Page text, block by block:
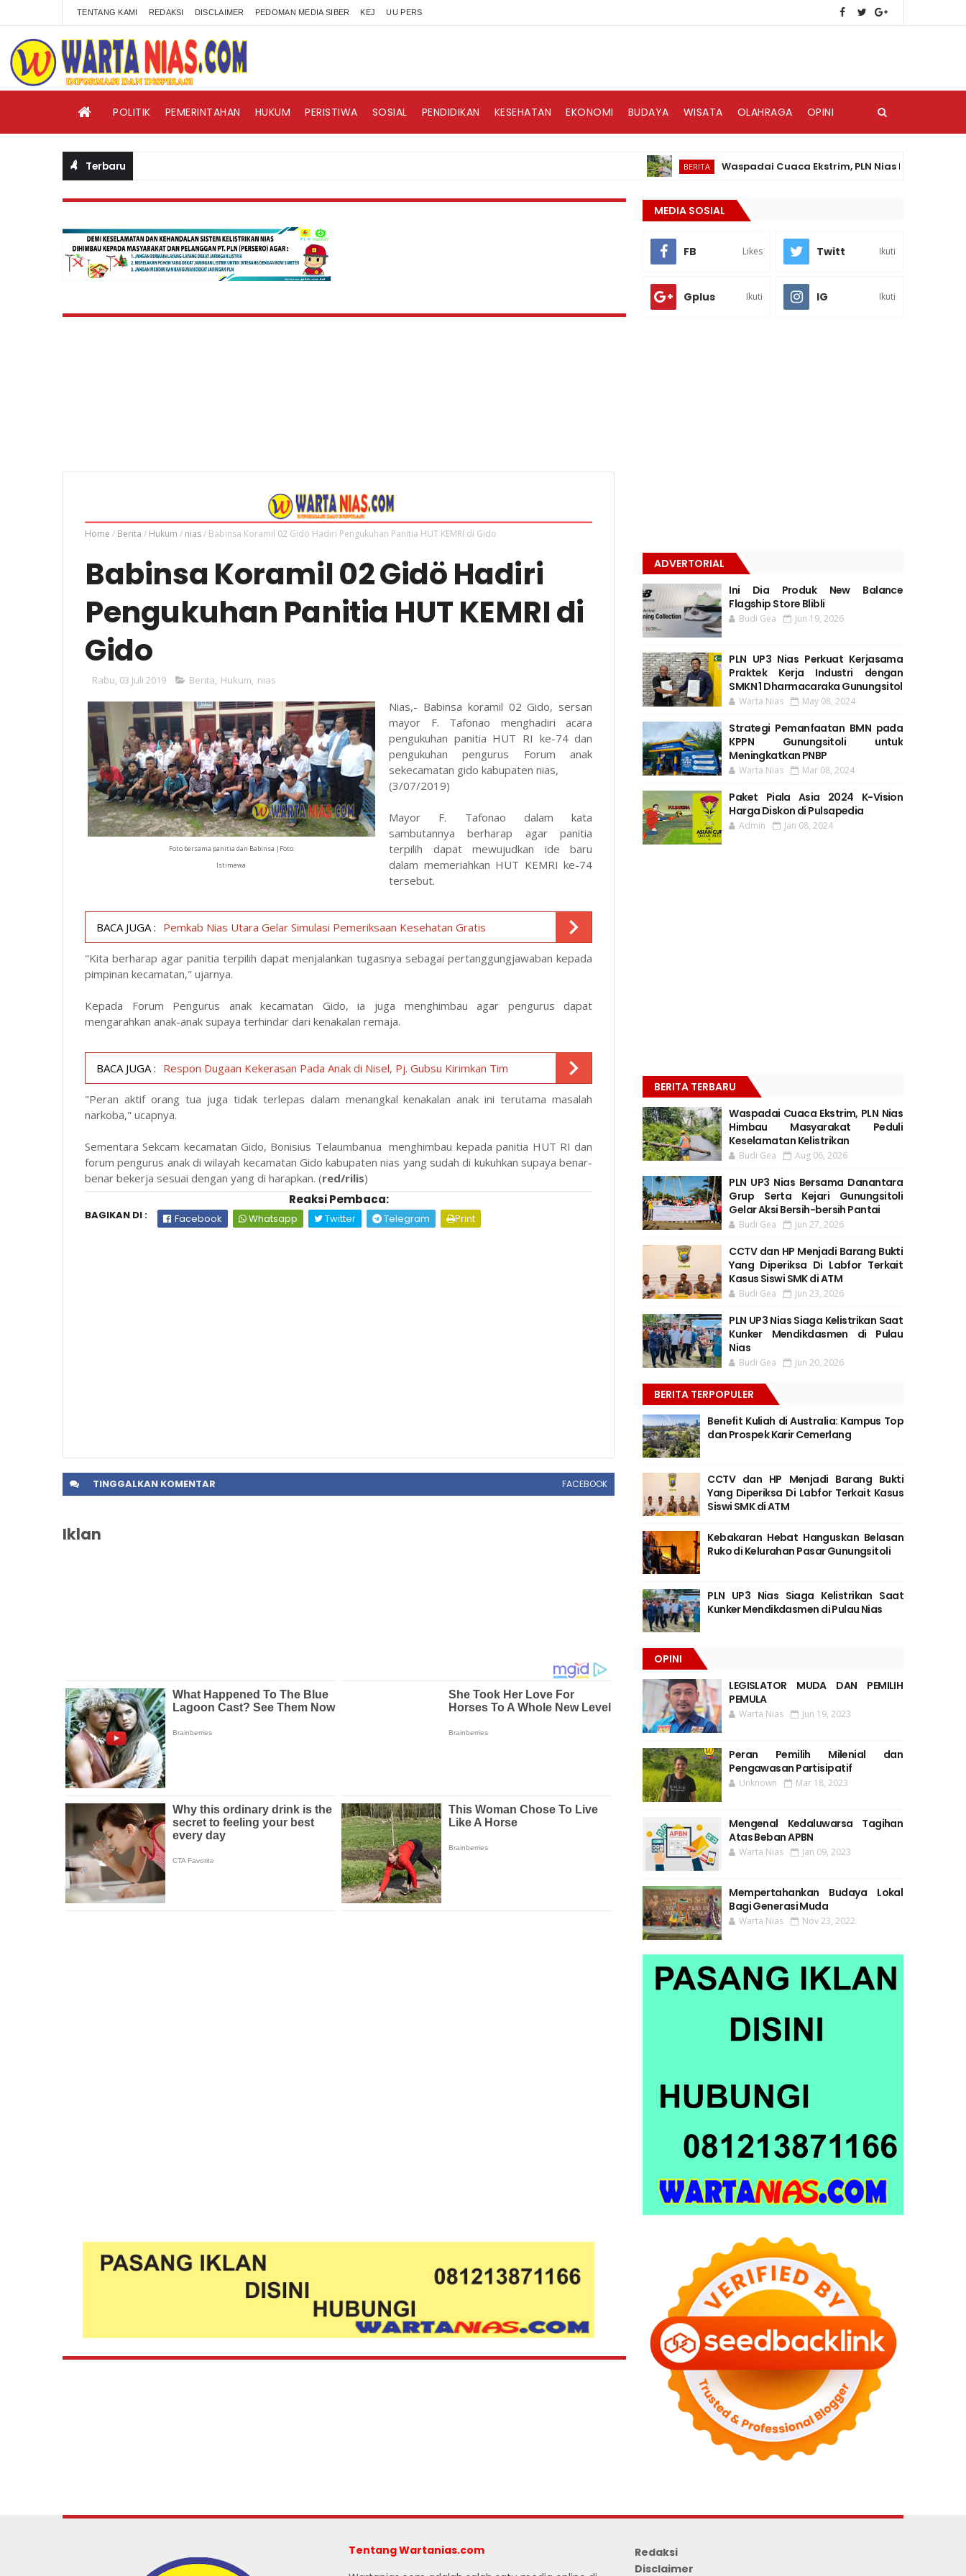
TENTANG KAMI REDAKSI DISCLAIMER PEDOMAN MEDIA SIBER KEJ UU PERS
POLITIK PEMERINTAHAN HUKUM PERISTIWA SOSIAL PENDIDIKAN KESEHATAN EKONOMI BUDAYA WISATA OLAHRAGA OPINI
Terbaru BERITA Waspadai Cuaca Ekstrim, PLN Nias Himbau
Home / Berita / Hukum / nias/ Babinsa Koramil 02 Gidö Hadiri Pengukuhan Panitia HUT KEMRI di Gido
Babinsa Koramil 02 Gidö Hadiri
Pengukuhan Panitia HUT KEMRI di
Gido
Rabu, 03 Juli 2019 Berita Hukum nias
Foto bersama panitia dan Babinsa |Foto:
Istimewa
Nias,- Babinsa koramil 02 Gido, sersan
mayor F. Tafonao menghadiri acara
pengukuhan panitia HUT RI ke-74 dan
pengukuhan pengurus Forum anak
sekecamatan gido kabupaten nias,
(3/07/2019)
Mayor F. Tafonao dalam kata
sambutannya berharap agar panitia
terpilih dapat mewujudkan ide baru
dalam memeriahkan HUT KEMRI ke-74
tersebut.
BACA JUGA : Pemkab Nias Utara Gelar Simulasi Pemeriksaan Kesehatan Gratis
"Kita berharap agar panitia terpilih dapat menjalankan tugasnya sebagai pertanggungjawaban kepada
pimpinan kecamatan," ujarnya.
Kepada Forum Pengurus anak kecamatan Gido, ia juga menghimbau agar pengurus dapat
mengarahkan anak-anak supaya terhindar dari kenakalan remaja.
BACA JUGA : Respon Dugaan Kekerasan Pada Anak di Nisel, Pj. Gubsu Kirimkan Tim
"Peran aktif orang tua juga tidak terlepas dalam menangkal kenakalan anak ini terutama masalah
narkoba," ucapnya.
Sementara Sekcam kecamatan Gido, Bonisius Telaumbanua menghimbau kepada panitia HUT RI dan
forum pengurus anak di wilayah kecamatan Gido kabupaten nias yang sudah di kukuhkan supaya benar-
benar bekerja sesuai dengan yang di harapkan. (red/rilis)
Reaksi Pembaca:
BAGIKAN DI : Facebook Whatsapp Twitter Telegram Print
TINGGALKAN KOMENTAR FACEBOOK
Iklan
MEDIA SOSIAL
FB Likes Twitt Ikuti
Gplus Ikuti IG Ikuti
ADVERTORIAL
Ini Dia Produk New Balance
Flagship Store Blibli
Budi Gea Jun 19, 2026
PLN UP3 Nias Perkuat Kerjasama
Praktek Kerja Industri dengan
SMKN 1 Dharmacaraka Gunungsitol
Warta Nias May 08, 2024
Strategi Pemanfaatan BMN pada
KPPN Gunungsitoli untuk
Meningkatkan PNBP
Warta Nias Mar 08, 2024
Paket Piala Asia 2024 K-Vision
Harga Diskon di Pulsapedia
Admin Jan 08, 2024
BERITA TERBARU
Waspadai Cuaca Ekstrim, PLN Nias
Himbau Masyarakat Peduli
Keselamatan Kelistrikan
Budi Gea Aug 06, 2026
PLN UP3 Nias Bersama Danantara
Grup Serta Kejari Gunungsitoli
Gelar Aksi Bersih-bersih Pantai
Budi Gea Jun 27, 2026
CCTV dan HP Menjadi Barang Bukti
Yang Diperiksa Di Labfor Terkait
Kasus Siswi SMK di ATM
Budi Gea Jun 23, 2026
PLN UP3 Nias Siaga Kelistrikan Saat
Kunker Mendikdasmen di Pulau
Nias
Budi Gea Jun 20, 2026
BERITA TERPOPULER
Benefit Kuliah di Australia: Kampus Top
dan Prospek Karir Cemerlang
CCTV dan HP Menjadi Barang Bukti
Yang Diperiksa Di Labfor Terkait Kasus
Siswi SMK di ATM
Kebakaran Hebat Hanguskan Belasan
Ruko di Kelurahan Pasar Gunungsitoli
PLN UP3 Nias Siaga Kelistrikan Saat
Kunker Mendikdasmen di Pulau Nias
OPINI
LEGISLATOR MUDA DAN PEMILIH
PEMULA
Warta Nias Jun 19, 2023
Peran Pemilih Milenial dan
Pengawasan Partisipatif
Unknown Mar 18, 2023
Mengenal Kedaluwarsa Tagihan
Atas Beban APBN
Warta Nias Jan 09, 2023
Mempertahankan Budaya Lokal
Bagi Generasi Muda
Warta Nias Nov 23, 2022
Tentang Wartanias.com
Redaksi
Disclaimer